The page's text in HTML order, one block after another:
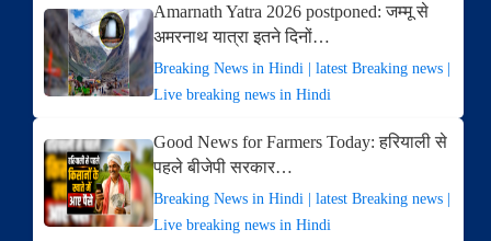
Amarnath Yatra 2026 postponed: जम्मू से
अमरनाथ यात्रा इतने दिनों…
Breaking News in Hindi | latest Breaking news |
Live breaking news in Hindi
Good News for Farmers Today: हरियाली से
पहले बीजेपी सरकार…
Breaking News in Hindi | latest Breaking news |
Live breaking news in Hindi